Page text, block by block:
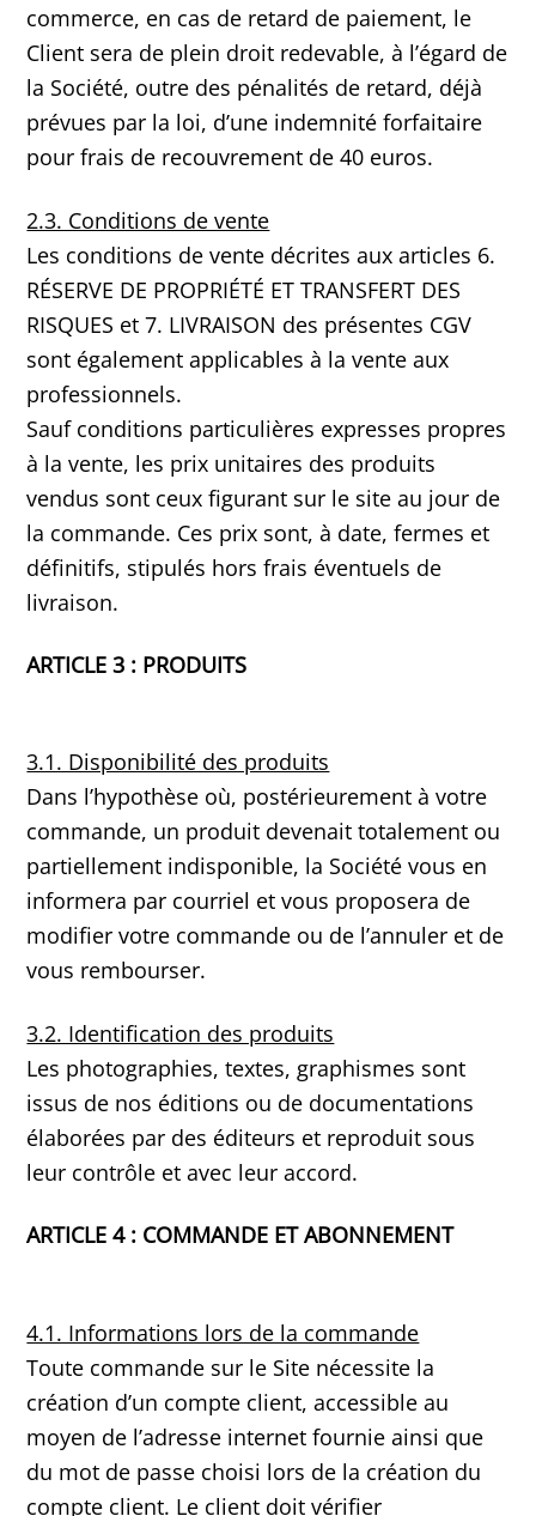
commerce, en cas de retard de paiement, le
Client sera de plein droit redevable, à l’égard de
la Société, outre des pénalités de retard, déjà
prévues par la loi, d’une indemnité forfaitaire
pour frais de recouvrement de 40 euros.
2.3. Conditions de vente
Les conditions de vente décrites aux articles 6.
RÉSERVE DE PROPRIÉTÉ ET TRANSFERT DES
RISQUES et 7. LIVRAISON des présentes CGV
sont également applicables à la vente aux
professionnels.
Sauf conditions particulières expresses propres
à la vente, les prix unitaires des produits
vendus sont ceux figurant sur le site au jour de
la commande. Ces prix sont, à date, fermes et
définitifs, stipulés hors frais éventuels de
livraison.
ARTICLE 3 : PRODUITS
3.1. Disponibilité des produits
Dans l’hypothèse où, postérieurement à votre
commande, un produit devenait totalement ou
partiellement indisponible, la Société vous en
informera par courriel et vous proposera de
modifier votre commande ou de l’annuler et de
vous rembourser.
3.2. Identification des produits
Les photographies, textes, graphismes sont
issus de nos éditions ou de documentations
élaborées par des éditeurs et reproduit sous
leur contrôle et avec leur accord.
ARTICLE 4 : COMMANDE ET ABONNEMENT
4.1. Informations lors de la commande
Toute commande sur le Site nécessite la
création d’un compte client, accessible au
moyen de l’adresse internet fournie ainsi que
du mot de passe choisi lors de la création du
compte client. Le client doit vérifier